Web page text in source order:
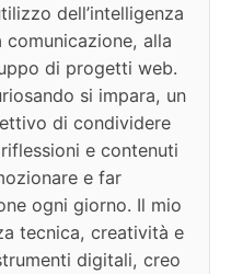
dell’intelligenza
alla
di progetti web.
si impara, un
di condividere
e contenuti
e far
ogni giorno. Il mio
tecnica, creatività e
digitali, creo